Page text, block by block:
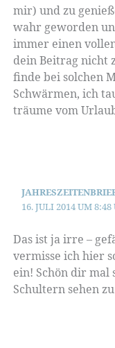
mir) und zu
wahr geworden
immer einen
dein Beitrag nicht
finde bei solchen
Schwärmen, ich
träume vom
16. JULI 2014 UM 8:48
Das ist ja irre –
vermisse ich hier
ein! Schön dir mal
Schultern sehen